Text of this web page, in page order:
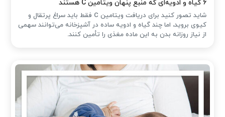
۶ گیاه و ادویه‌ای که منبع پنهان ویتامین C هستند
شاید تصور کنید برای دریافت ویتامین C فقط باید سراغ پرتقال و
کیوی بروید، اما چند گیاه و ادویه ساده در آشپزخانه می‌توانند سهمی
از نیاز روزانه بدن به این ماده مغذی را تأمین کنند.